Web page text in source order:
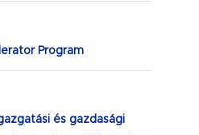
Program
és gazdasági